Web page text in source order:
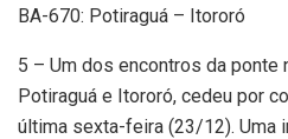
BA-670: Potiraguá – Itororó
5 – Um dos encontros da ponte
Potiraguá e Itororó, cedeu por
última sexta-feira (23/12). Uma